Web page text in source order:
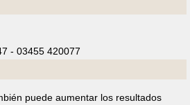
- 03455 420077
puede aumentar los resultados